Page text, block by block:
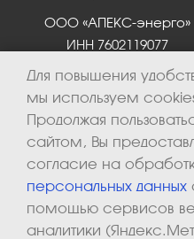
ООО «АПЕКС-энерго»
ИНН 7602119077
Для повышения
мы используем
Продолжая
сайтом, Вы
согласие на
персональных данных
помощью сервисов
аналитики